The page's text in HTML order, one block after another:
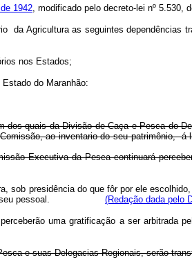
1942, modificado pelo decreto-lei nº 5.530,
da Agricultura as seguintes dependências
nos Estados;
do Maranhão:
quais da Divisão de Caça e Pesca do
ao inventario do seu patrimônio,
Executiva da Pesca continuará
presidência do que fôr por ele
do seu pessoal. (Redação dada pelo
uma gratificação a ser arbitrada
e suas Delegacias Regionais, serão